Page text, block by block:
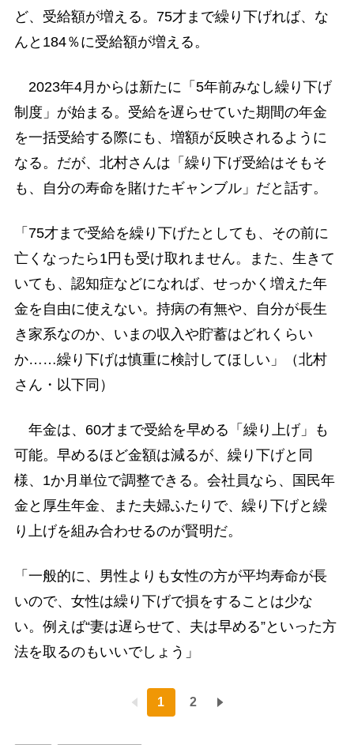
ど、受給額が増える。75才まで繰り下げれば、な
んと184％に受給額が増える。
2023年4月からは新たに「5年前みなし繰り下げ
制度」が始まる。受給を遅らせていた期間の年金
を一括受給する際にも、増額が反映されるように
なる。だが、北村さんは「繰り下げ受給はそもそ
も、自分の寿命を賭けたギャンブル」だと話す。
「75才まで受給を繰り下げたとしても、その前に
亡くなったら1円も受け取れません。また、生きて
いても、認知症などになれば、せっかく増えた年
金を自由に使えない。持病の有無や、自分が長生
き家系なのか、いまの収入や貯蓄はどれくらい
か……繰り下げは慎重に検討してほしい」（北村
さん・以下同）
年金は、60才まで受給を早める「繰り上げ」も
可能。早めるほど金額は減るが、繰り下げと同
様、1か月単位で調整できる。会社員なら、国民年
金と厚生年金、また夫婦ふたりで、繰り下げと繰
り上げを組み合わせるのが賢明だ。
「一般的に、男性よりも女性の方が平均寿命が長
いので、女性は繰り下げで損をすることは少な
い。例えば“妻は遅らせて、夫は早める”といった方
法を取るのもいいでしょう」
1 2